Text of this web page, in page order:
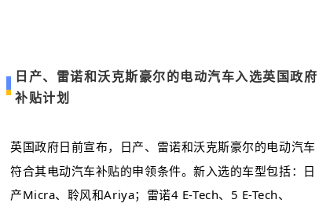
日产、雷诺和沃克斯豪尔的电动汽车入选英国政府
补贴计划
英国政府日前宣布，日产、雷诺和沃克斯豪尔的电动汽车
符合其电动汽车补贴的申领条件。新入选的车型包括：日
产Micra、聆风和Ariya；雷诺4 E-Tech、5 E-Tech、